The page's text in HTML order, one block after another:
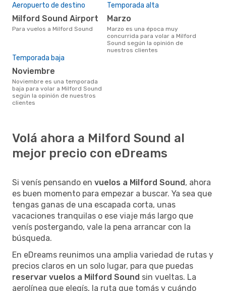
Aeropuerto de destino
Milford Sound Airport
Para vuelos a Milford Sound
Temporada alta
marzo
marzo es una época muy
concurrida para volar a Milford
Sound según la opinión de
nuestros clientes
Temporada baja
noviembre
noviembre es una temporada
baja para volar a Milford Sound
según la opinión de nuestros
clientes
Volá ahora a Milford Sound al
mejor precio con eDreams
Si venís pensando en vuelos a Milford Sound, ahora
es buen momento para empezar a buscar. Ya sea que
tengas ganas de una escapada corta, unas
vacaciones tranquilas o ese viaje más largo que
venís postergando, vale la pena arrancar con la
búsqueda.
En eDreams reunimos una amplia variedad de rutas y
precios claros en un solo lugar, para que puedas
reservar vuelos a Milford Sound sin vueltas. La
aerolínea que elegís, la ruta que tomás y cuándo